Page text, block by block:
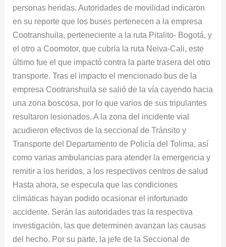
personas heridas. Autoridades de movilidad indicaron
en su reporte que los buses pertenecen a la empresa
Cootranshuila, perteneciente a la ruta Pitalito- Bogotá, y
el otro a Coomotor, que cubría la ruta Neiva-Cali, este
último fue el que impactó contra la parte trasera del otro
transporte. Tras el impacto el mencionado bus de la
empresa Cootranshuila se salió de la vía cayendo hacia
una zona boscosa, por lo que varios de sus tripulantes
resultaron lesionados. A la zona del incidente vial
acudieron efectivos de la seccional de Tránsito y
Transporte del Departamento de Policía del Tolima, así
como varias ambulancias para atender la emergencia y
remitir a los heridos, a los respectivos centros de salud
Hasta ahora, se especula que las condiciones
climáticas hayan podido ocasionar el infortunado
accidente. Serán las autoridades tras la respectiva
investigación, las que determinen avanzan las causas
del hecho. Por su parte, la jefe de la Seccional de